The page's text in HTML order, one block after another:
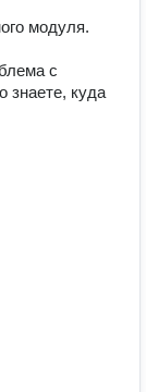
модуля.
с
знаете, куда